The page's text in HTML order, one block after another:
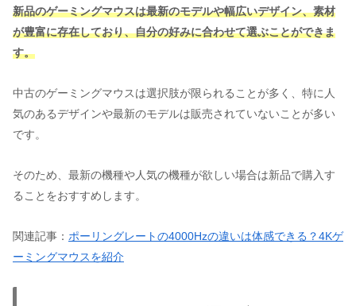
新品のゲーミングマウスは最新のモデルや幅広いデザイン、素材
が豊富に存在しており、自分の好みに合わせて選ぶことができま
す。
中古のゲーミングマウスは選択肢が限られることが多く、特に人
気のあるデザインや最新のモデルは販売されていないことが多い
です。
そのため、最新の機種や人気の機種が欲しい場合は新品で購入す
ることをおすすめします。
関連記事： ポーリングレートの4000Hzの違いは体感できる？4Kゲ
ーミングマウスを紹介